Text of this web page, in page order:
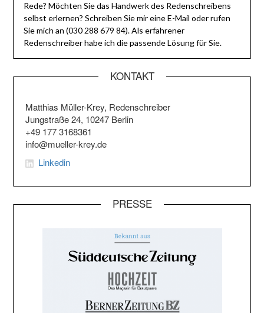
Rede? Möchten Sie das Handwerk des Redenschreibens
selbst erlernen? Schreiben Sie mir eine E-Mail oder rufen
Sie mich an (030 288 679 84). Als erfahrener
Redenschreiber habe ich die passende Lösung für Sie.
KONTAKT
Matthias Müller-Krey, Redenschreiber
Jungstraße 24, 10247 Berlin
+49 177 3168361
info@mueller-krey.de
Linkedin
PRESSE